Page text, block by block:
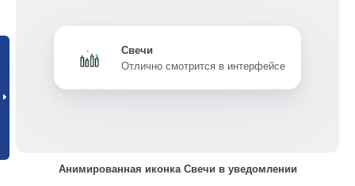
Свечи
Отлично смотрится в интерфейсе
Анимированная иконка Свечи в уведомлении